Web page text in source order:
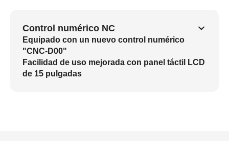
Control numérico NC
Equipado con un nuevo control numérico
"CNC-D00"
Facilidad de uso mejorada con panel táctil LCD
de 15 pulgadas